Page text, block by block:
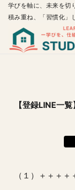
学びを軸に、未来を切
積み重ね、「習慣化」
【登録LINE一覧】
（１）＋＋＋